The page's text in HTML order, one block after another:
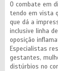
O combate em
tendo em vista
que dá a
inclusive linha
oposição
Especialistas
gestantes,
distúrbios no